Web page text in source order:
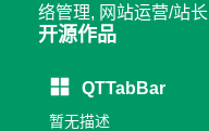
络管理, 网站运营/站长
开源作品
QTTabBar
暂无描述